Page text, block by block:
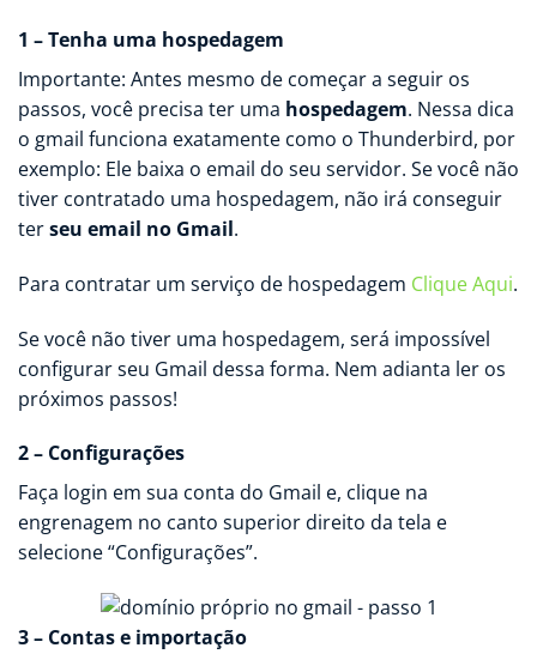
1 – Tenha uma hospedagem
Importante: Antes mesmo de começar a seguir os
passos, você precisa ter uma hospedagem. Nessa dica
o gmail funciona exatamente como o Thunderbird, por
exemplo: Ele baixa o email do seu servidor. Se você não
tiver contratado uma hospedagem, não irá conseguir
terseu email no Gmail.
Para contratar um serviço de hospedagem Clique Aqui.
Se você não tiver uma hospedagem, será impossível
configurar seu Gmail dessa forma. Nem adianta ler os
próximos passos!
2 – Configurações
Faça login em sua conta do Gmail e, clique na
engrenagem no canto superior direito da tela e
selecione “Configurações”.
3 – Contas e importação